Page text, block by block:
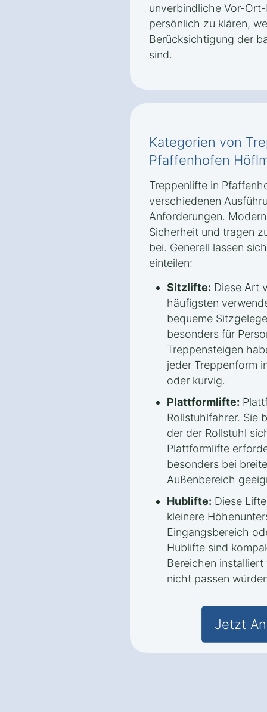
unverbindliche Vor-
persönlich zu klären,
Berücksichtigung der
sind.
Kategorien von
Pfaffenhofen
Treppenlifte in
verschiedenen
Anforderungen.
Sicherheit und tragen
bei. Generell lassen
einteilen:
Sitzlifte: Diese Art
häufigsten
bequeme
besonders für
Treppensteigen
jeder Treppenform
oder kurvig.
Plattformlifte:
Rollstuhlfahrer. Sie
der der Rollstuhl
Plattformlifte
besonders bei
Außenbereich
Hublifte: Diese
kleinere
Eingangsbereich
Hublifte sind
Bereichen
nicht passen
Jetzt